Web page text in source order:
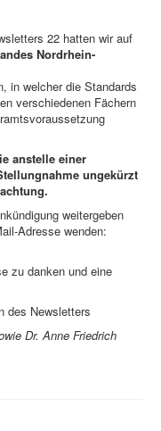
22 hatten wir auf
Nordrhein-
in welcher die Standards
verschiedenen Fächern
anstelle einer
ungekürzt
weitergeben
Adresse wenden:
zu danken und eine
des Newsletters
Dr. Anne Friedrich